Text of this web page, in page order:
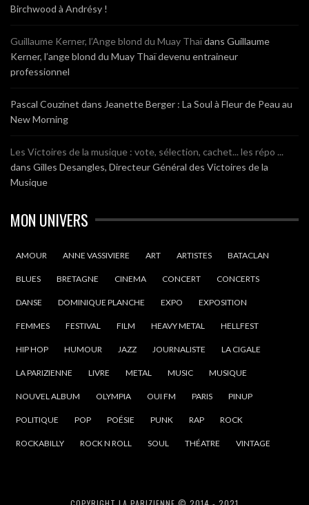
Birchwood à Andrésy !
Guillaume Kerner, l’Ange blond du Muay Thaïdans Guillaume
Kerner, l’ange blond du Muay Thaï devenu entraineur
professionnel
Pascal Couzinet dans Jeanette Berger : La Soul à Fleur de Peau au
New Morning
Les Victoires de la musique : vote, sélection, cachet... les répo ...
dans Gilles Desangles, Directeur Général des Victoires de la
Musique
MON UNIVERS
AMOUR ANNE VASSIVIERE ART ARTISTES BATACLAN
BLUES BRETAGNE CINEMA CONCERT CONCERTS
DANSE DOMINIQUE PLANCHE EXPO EXPOSITION
FEMMES FESTIVAL FILM HEAVY METAL HELLFEST
HIP HOP HUMOUR JAZZ JOURNALISTE LA CIGALE
LA PARIZIENNE LIVRE METAL MUSIC MUSIQUE
NOUVEL ALBUM OLYMPIA OUI FM PARIS PINUP
POLITIQUE POP POÉSIE PUNK RAP ROCK
ROCKABILLY ROCK N ROLL SOUL THÉATRE VINTAGE